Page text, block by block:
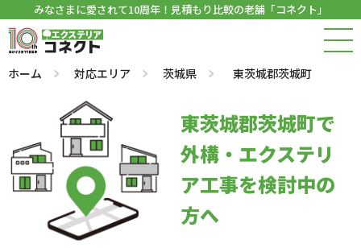
みなさまに愛されて10周年！見積もり比較の老舗「コネクト」
ホーム 対応エリア 茨城県 東茨城郡茨城町
東茨城郡茨城町で
外構・エクステリ
ア工事を検討中の
方へ